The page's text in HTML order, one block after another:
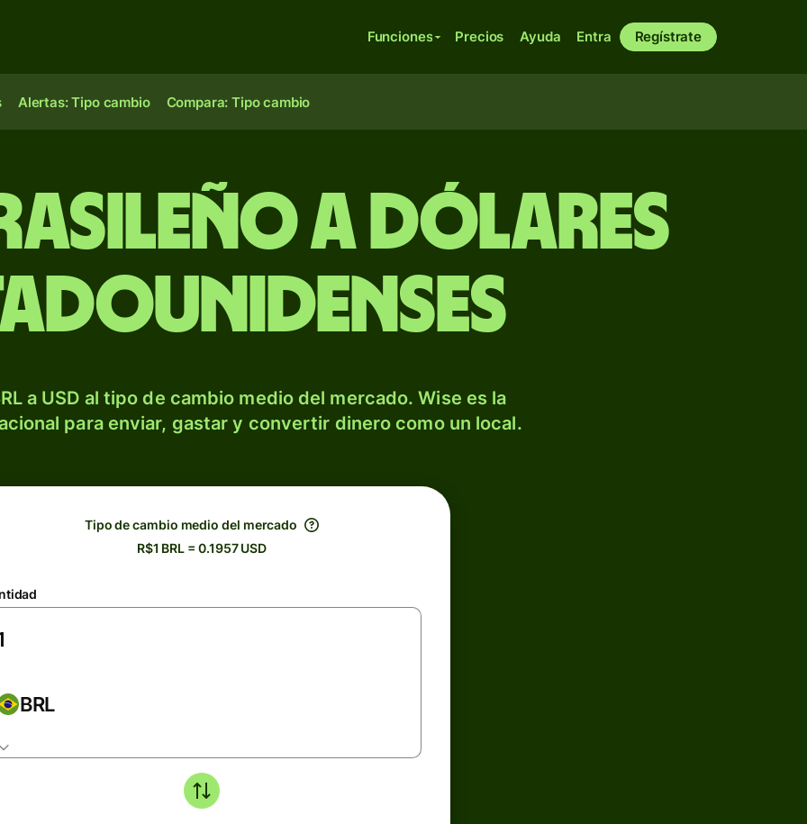
Funciones Precios Ayuda Entra Regístrate
Alertas: Tipo cambio Compara: Tipo cambio
a dólares
a USD al tipo de cambio medio del mercado. Wise es la
para enviar, gastar y convertir dinero como un local.
Tipo de cambio medio del mercado
R$1 BRL = 0.1957 USD
BRL